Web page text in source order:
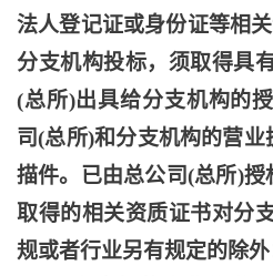
法人登记证或身份证等相
分支机构投标，须取得具
(总所)出具给分支机构的
司(总所)和分支机构的营业
描件。已由总公司(总所)
取得的相关资质证书对分
规或者行业另有规定的除外